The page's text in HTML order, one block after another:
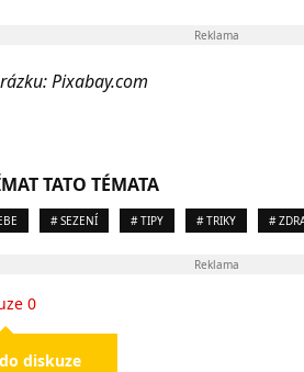
Reklama
Pixabay.com
TATO TÉMATA
# SEZENÍ # TIPY # TRIKY #
Reklama
0
diskuze